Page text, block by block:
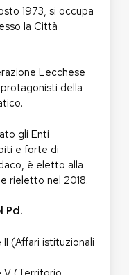
1973, si occupa
la Città
Lecchese
della
gli Enti
e forte di
è eletto alla
rieletto nel 2018.
Pd.
(Affari istituzionali